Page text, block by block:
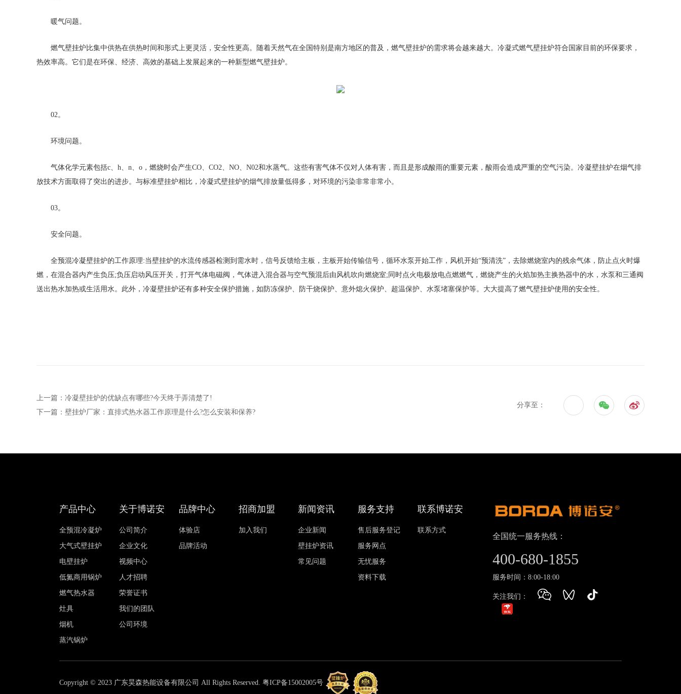
暖气问题。
燃气壁挂炉比集中供热在供热时间和形式上更灵活，安全性更高。随着天然气在全国特别是南方地区的普及，燃气壁挂炉的需求将会越来越大。冷凝式燃气壁挂炉符合国家目前的环保要求，
热效率高。它们是在环保、经济、高效的基础上发展起来的一种新型燃气壁挂炉。
02。
环境问题。
气体化学元素包括c、h、n、o，燃烧时会产生CO、CO2、NO、N02和水蒸气。这些有害气体不仅对人体有害，而且是形成酸雨的重要元素，酸雨会造成严重的空气污染。冷凝壁挂炉在烟气排
放技术方面取得了突出的进步。与标准壁挂炉相比，冷凝式壁挂炉的烟气排放量低得多，对环境的污染非常非常小。
03。
安全问题。
全预混冷凝壁挂炉的工作原理:当壁挂炉的水流传感器检测到需水时，信号反馈给主板，主板开始传输信号，循环水泵开始工作，风机开始“预清洗”，去除燃烧室内的残余气体，防止点火时爆
燃，在混合器内产生负压;负压启动风压开关，打开气体电磁阀，气体进入混合器与空气预混后由风机吹向燃烧室;同时点火电极放电点燃燃气，燃烧产生的火焰加热主换热器中的水，水泵和三通阀
送出热水加热或生活用水。此外，冷凝壁挂炉还有多种安全保护措施，如防冻保护、防干烧保护、意外熄火保护、超温保护、水泵堵塞保护等。大大提高了燃气壁挂炉使用的安全性。
上一篇：冷凝壁挂炉的优缺点有哪些?今天终于弄清楚了!
下一篇：壁挂炉厂家：直排式热水器工作原理是什么?怎么安装和保养?
分享至：
产品中心
全预混冷凝炉
大气式壁挂炉
电壁挂炉
低氮商用锅炉
燃气热水器
灶具
烟机
蒸汽锅炉
关于博诺安
公司简介
企业文化
视频中心
人才招聘
荣誉证书
我们的团队
公司环境
品牌中心
体验店
品牌活动
招商加盟
加入我们
新闻资讯
企业新闻
壁挂炉资讯
常见问题
服务支持
售后服务登记
服务网点
无忧服务
资料下载
联系博诺安
联系方式
全国统一服务热线：
400-680-1855
服务时间：8:00-18:00
关注我们：
Copyright © 2023 广东昊森热能设备有限公司 All Rights Reserved. 粤ICP备15002005号